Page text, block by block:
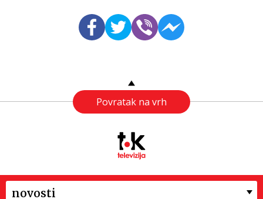
Povratak na vrh
novosti